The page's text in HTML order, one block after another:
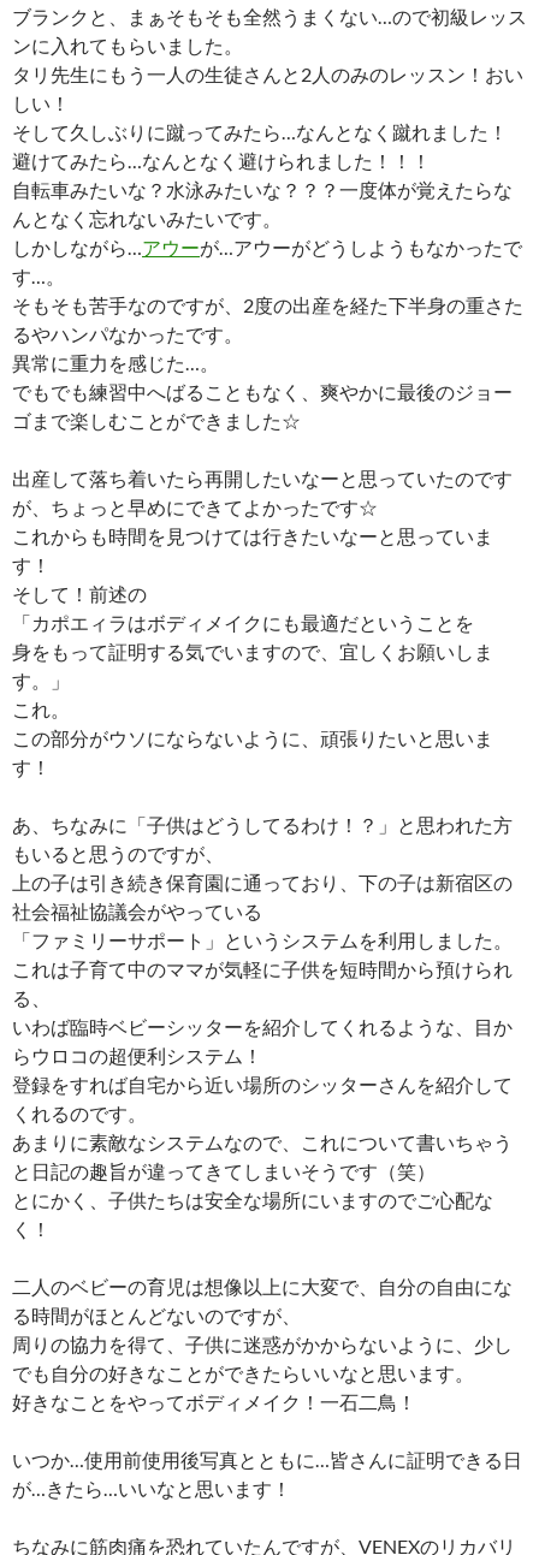
ブランクと、まぁそもそも全然うまくない…ので初級レッス
ンに入れてもらいました。
タリ先生にもう一人の生徒さんと2人のみのレッスン！おい
しい！
そして久しぶりに蹴ってみたら…なんとなく蹴れました！
避けてみたら…なんとなく避けられました！！！
自転車みたいな？水泳みたいな？？？一度体が覚えたらな
んとなく忘れないみたいです。
しかしながら…アウーが…アウーがどうしようもなかったで
す…。
そもそも苦手なのですが、2度の出産を経た下半身の重さた
るやハンパなかったです。
異常に重力を感じた…。
でもでも練習中へばることもなく、爽やかに最後のジョー
ゴまで楽しむことができました☆
出産して落ち着いたら再開したいなーと思っていたのです
が、ちょっと早めにできてよかったです☆
これからも時間を見つけては行きたいなーと思っていま
す！
そして！前述の
「カポエィラはボディメイクにも最適だということを
身をもって証明する気でいますので、宜しくお願いしま
す。」
これ。
この部分がウソにならないように、頑張りたいと思いま
す！
あ、ちなみに「子供はどうしてるわけ！？」と思われた方
もいると思うのですが、
上の子は引き続き保育園に通っており、下の子は新宿区の
社会福祉協議会がやっている
「ファミリーサポート」というシステムを利用しました。
これは子育て中のママが気軽に子供を短時間から預けられ
る、
いわば臨時ベビーシッターを紹介してくれるような、目か
らウロコの超便利システム！
登録をすれば自宅から近い場所のシッターさんを紹介して
くれるのです。
あまりに素敵なシステムなので、これについて書いちゃう
と日記の趣旨が違ってきてしまいそうです（笑）
とにかく、子供たちは安全な場所にいますのでご心配な
く！
二人のベビーの育児は想像以上に大変で、自分の自由にな
る時間がほとんどないのですが、
周りの協力を得て、子供に迷惑がかからないように、少し
でも自分の好きなことができたらいいなと思います。
好きなことをやってボディメイク！一石二鳥！
いつか…使用前使用後写真とともに…皆さんに証明できる日
が…きたら…いいなと思います！
ちなみに筋肉痛を恐れていたんですが、VENEXのリカバリ